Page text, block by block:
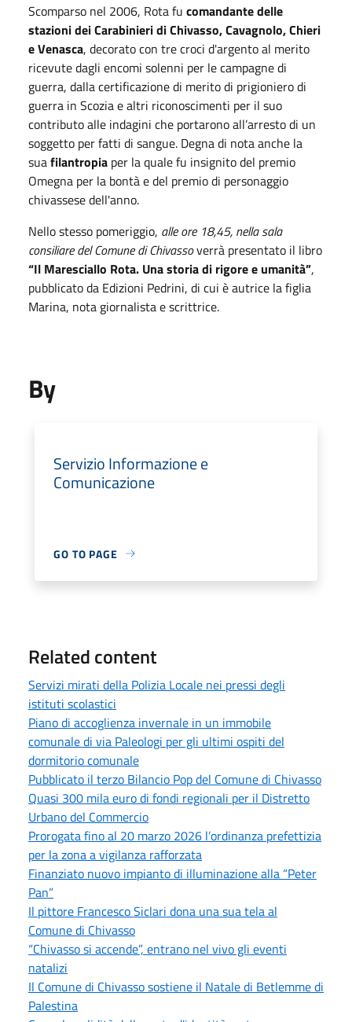
Scomparso nel 2006, Rota fu comandante delle
stazioni dei Carabinieri di Chivasso, Cavagnolo, Chieri
e Venasca, decorato con tre croci d'argento al merito
ricevute dagli encomi solenni per le campagne di
guerra, dalla certificazione di merito di prigioniero di
guerra in Scozia e altri riconoscimenti per il suo
contributo alle indagini che portarono all’arresto di un
soggetto per fatti di sangue. Degna di nota anche la
suafilantropia per la quale fu insignito del premio
Omegna per la bontà e del premio di personaggio
chivassese dell'anno.
Nello stesso pomeriggio, alle ore 18,45, nella sala
consiliare del Comune di Chivassoverrà presentato il libro
“Il Maresciallo Rota. Una storia di rigore e umanità”,
pubblicato da Edizioni Pedrini, di cui è autrice la figlia
Marina, nota giornalista e scrittrice.
By
Servizio Informazione e
Comunicazione
GO TO PAGE
Related content
Servizi mirati della Polizia Locale nei pressi degli
istituti scolastici
Piano di accoglienza invernale in un immobile
comunale di via Paleologi per gli ultimi ospiti del
dormitorio comunale
Pubblicato il terzo Bilancio Pop del Comune di Chivasso
Quasi 300 mila euro di fondi regionali per il Distretto
Urbano del Commercio
Prorogata fino al 20 marzo 2026 l’ordinanza prefettizia
per la zona a vigilanza rafforzata
Finanziato nuovo impianto di illuminazione alla “Peter
Pan”
Il pittore Francesco Siclari dona una sua tela al
Comune di Chivasso
“Chivasso si accende”, entrano nel vivo gli eventi
natalizi
Il Comune di Chivasso sostiene il Natale di Betlemme di
Palestina